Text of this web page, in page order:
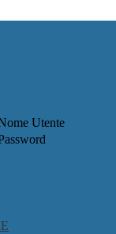
Utente